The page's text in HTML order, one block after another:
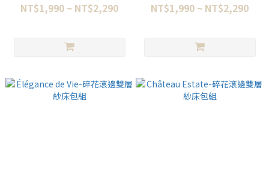
NT$1,990 ~ NT$2,290 NT$1,990 ~ NT$2,290